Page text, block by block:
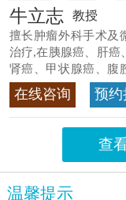
牛立志 教授
擅长肿瘤外科手术及
治疗,在胰腺癌、肝癌
肾癌、甲状腺癌、腹
>>查看专家详情
在线咨询 预约
查
温馨提示